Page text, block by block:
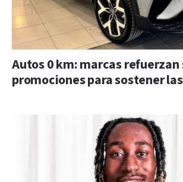
Autos 0 km: marcas refuerzan
promociones para sostener